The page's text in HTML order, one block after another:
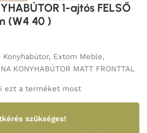
1-ajtós FELSŐ
(W4 40 )
Konyhabútor, Extom Meble,
KONYHABÚTOR MATT FRONTTAL
ezt a terméket most
szükséges!